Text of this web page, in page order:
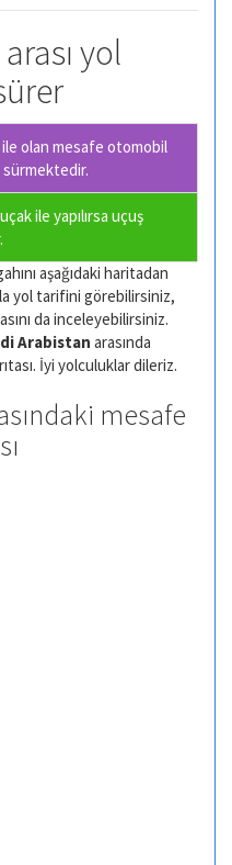
yol
olan mesafe otomobil
sürmektedir.
ile yapılırsa uçuş
aşağıdaki haritadan
yol tarifini görebilirsiniz,
da inceleyebilirsiniz.
Arabistan arasında
İyi yolculuklar dileriz.
mesafe